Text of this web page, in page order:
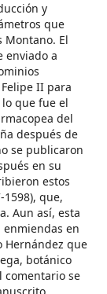
y
que
Montano. El
enviado a
II para
que fue el
del
después de
se publicaron
en su
estos
que,
Aun así, esta
en
Hernández que
botánico
comentario se